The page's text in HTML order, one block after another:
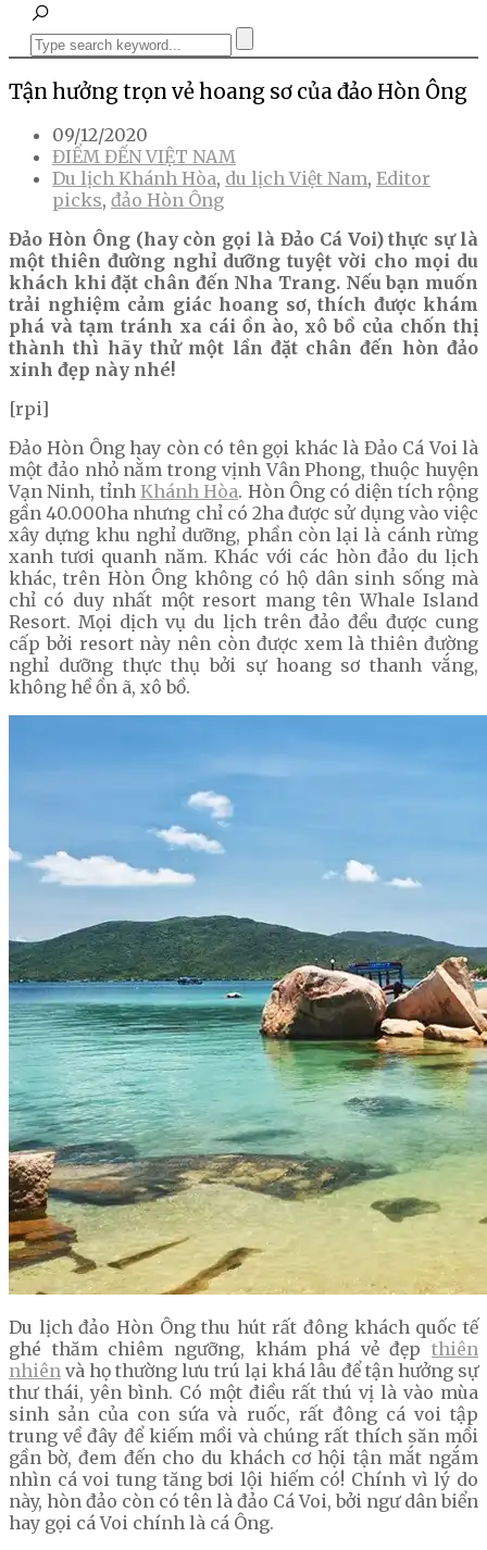
Tận hưởng trọn vẻ hoang sơ của đảo Hòn Ông
09/12/2020
ĐIỂM ĐẾN VIỆT NAM
Du lịch Khánh Hòa, du lịch Việt Nam, Editor
picks, đảo Hòn Ông
Đảo Hòn Ông (hay còn gọi là Đảo Cá Voi) thực sự là
một thiên đường nghỉ dưỡng tuyệt vời cho mọi du
khách khi đặt chân đến Nha Trang. Nếu bạn muốn
trải nghiệm cảm giác hoang sơ, thích được khám
phá và tạm tránh xa cái ồn ào, xô bồ của chốn thị
thành thì hãy thử một lần đặt chân đến hòn đảo
xinh đẹp này nhé!
[rpi]
Đảo Hòn Ông hay còn có tên gọi khác là Đảo Cá Voi là
một đảo nhỏ nằm trong vịnh Vân Phong, thuộc huyện
Vạn Ninh, tỉnh Khánh Hòa. Hòn Ông có diện tích rộng
gần 40.000ha nhưng chỉ có 2ha được sử dụng vào việc
xây dựng khu nghỉ dưỡng, phần còn lại là cánh rừng
xanh tươi quanh năm. Khác với các hòn đảo du lịch
khác, trên Hòn Ông không có hộ dân sinh sống mà
chỉ có duy nhất một resort mang tên Whale Island
Resort. Mọi dịch vụ du lịch trên đảo đều được cung
cấp bởi resort này nên còn được xem là thiên đường
nghỉ dưỡng thực thụ bởi sự hoang sơ thanh vắng,
không hề ồn ã, xô bồ.
Du lịch đảo Hòn Ông thu hút rất đông khách quốc tế
ghé thăm chiêm ngưỡng, khám phá vẻ đẹp thiên
nhiên và họ thường lưu trú lại khá lâu để tận hưởng sự
thư thái, yên bình. Có một điều rất thú vị là vào mùa
sinh sản của con sứa và ruốc, rất đông cá voi tập
trung về đây để kiếm mồi và chúng rất thích săn mồi
gần bờ, đem đến cho du khách cơ hội tận mắt ngắm
nhìn cá voi tung tăng bơi lội hiếm có! Chính vì lý do
này, hòn đảo còn có tên là đảo Cá Voi, bởi ngư dân biển
hay gọi cá Voi chính là cá Ông.